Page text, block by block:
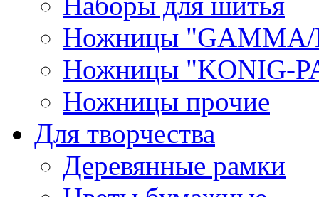
Ножницы "GAMMA/
Ножницы "KONIG-
Ножницы прочие
Для творчества
Деревянные рамки